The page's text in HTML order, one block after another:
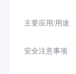
主要应用/用途
安全注意事项